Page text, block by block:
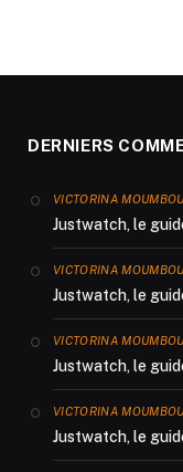
DERNIERS
VICTORINA
Justwatch, le
VICTORINA
Justwatch, le
VICTORINA
Justwatch, le
VICTORINA
Justwatch, le